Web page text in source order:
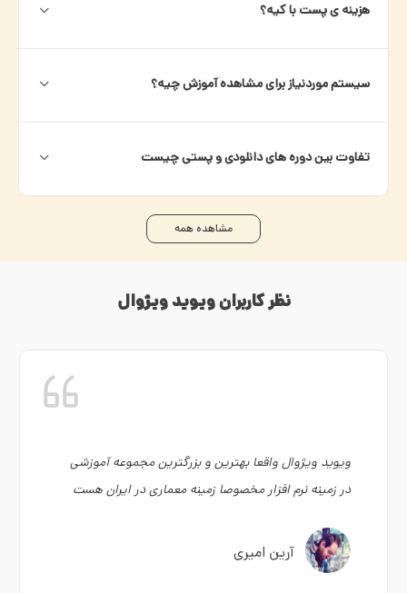
هزینه ی پست با کیه؟
سیستم موردنیاز برای مشاهده آموزش چیه؟
تفاوت بین دوره های دانلودی و پستی چیست
مشاهده همه
نظر کاربران ویوید ویژوال
ویوید ویژوال واقعا بهترین و بزرگترین مجموعه آموزشی
در زمینه نرم افزار مخصوصا زمینه معماری در ایران هست
آرین امیری